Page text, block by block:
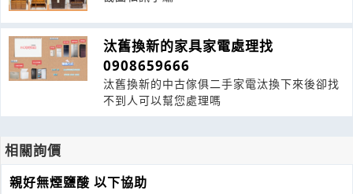
汰舊換新的家具家電處理找
0908659666
汰舊換新的中古傢俱二手家電汰換下來後卻找
不到人可以幫您處理嗎
相關詢價
親好無煙鹽酸 以下協助